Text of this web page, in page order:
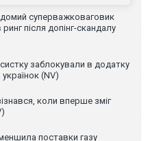
суперважковаговик
після допінг-скандалу
заблокували в додатку
(NV)
коли вперше зміг
поставки газу